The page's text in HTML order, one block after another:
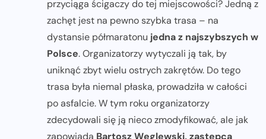
przyciąga ścigaczy do tej miejscowości? Jedną z
zachęt jest na pewno szybka trasa – na
dystansie półmaratonu jedna z najszybszych w
Polsce. Organizatorzy wytyczali ją tak, by
uniknąć zbyt wielu ostrych zakrętów. Do tego
trasa była niemal płaska, prowadziła w całości
po asfalcie. W tym roku organizatorzy
zdecydowali się ją nieco zmodyfikować, ale jak
zapowiada Bartosz Węglewski, zastępca